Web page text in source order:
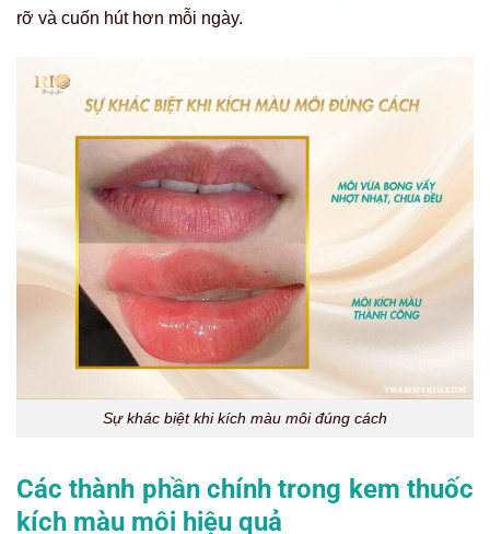
rỡ và cuốn hút hơn mỗi ngày.
Sự khác biệt khi kích màu môi đúng cách
Các thành phần chính trong kem thuốc
kích màu môi hiệu quả